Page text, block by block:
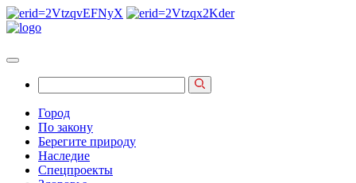
Город
По закону
Берегите природу
Наследие
Спецпроекты